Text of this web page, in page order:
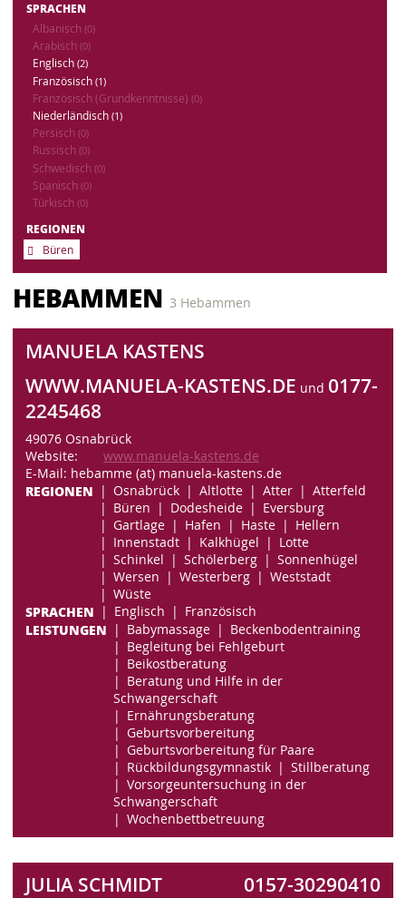
SPRACHEN
Albanisch (0)
Arabisch (0)
Englisch (2)
Französisch (1)
Französisch (Grundkenntnisse) (0)
Niederländisch (1)
Persisch (0)
Russisch (0)
Schwedisch (0)
Spanisch (0)
Türkisch (0)
REGIONEN
Büren
HEBAMMEN 3 Hebammen
MANUELA KASTENS
WWW.MANUELA-KASTENS.DE und 0177-
2245468
49076 Osnabrück
Website:
www.manuela-kastens.de
E-Mail: hebamme (at) manuela-kastens.de
REGIONEN Osnabrück Altlotte Atter
Atterfeld
Büren
Dodesheide
Eversburg
Gartlage
Hafen Haste
Hellern
Innenstadt
Kalkhügel
Lotte
Schinkel
Schölerberg
Sonnenhügel
Wersen
Westerberg
Weststadt
Wüste
SPRACHEN Englisch Französisch
LEISTUNGEN Babymassage
Beckenbodentraining
Begleitung bei Fehlgeburt
Beikostberatung
Beratung und Hilfe in der
Schwangerschaft
Ernährungsberatung
Geburtsvorbereitung
Geburtsvorbereitung für Paare
Rückbildungsgymnastik
Stillberatung
Vorsorgeuntersuchung in der
Schwangerschaft
Wochenbettbetreuung
JULIA SCHMIDT 0157-30290410